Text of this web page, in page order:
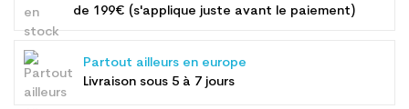
de 199€ (s'applique juste avant le paiement)
Partout ailleurs en europe
Livraison sous 5 à 7 jours